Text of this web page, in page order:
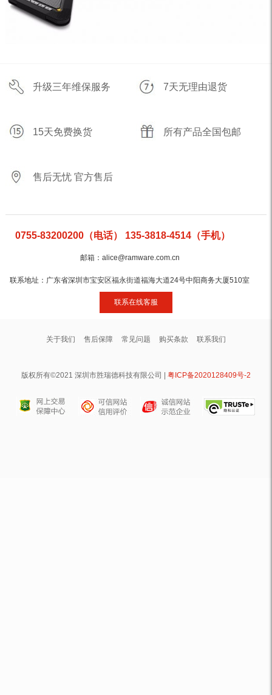
升级三年维保服务 7天无理由退货
15天免费换货 所有产品全国包邮
售后无忧 官方售后
0755-83200200（电话） 135-3818-4514（手机）
邮箱：alice@ramware.com.cn
联系地址：广东省深圳市宝安区福永街道福海大道24号中阳商务大厦510室
联系在线客服
关于我们 售后保障 常见问题 购买条款 联系我们
版权所有©2021 深圳市胜瑞德科技有限公司 | 粤ICP备2020128409号-2